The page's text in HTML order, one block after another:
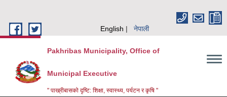
English नेपाली
Pakhribas Municipality, Office of
Municipal Executive
" पाख्रीबासको दृष्टि: शिक्षा, स्वास्थ्य, पर्यटन र कृषि "